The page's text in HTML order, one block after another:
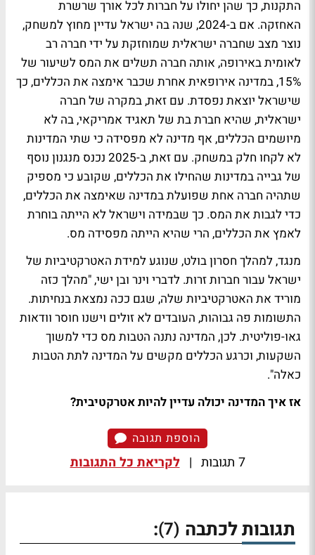
התקנות, כך שהן יחולו על חברות לכל אורך שרשרת
האחזקה. אם ב-2024, שנה בה ישראל עדיין מחוץ למשחק,
נוצר מצב שחברה ישראלית שמוחזקת על ידי חברה רב
לאומית באירופה, אותה חברה תשלים את המס לשיעור של
15%, במדינה אירופאית אחרת שכבר אימצה את הכללים, כך
שישראל יוצאת נפסדת. עם זאת, במקרה של חברה
ישראלית, שהיא חברת בת של תאגיד אמריקאי, בה לא
מיושמים הכללים, אף מדינה לא מפסידה כי שתי המדינות
לא לקחו חלק במשחק. עם זאת, ב-2025 נכנס מנגנון נוסף
של גבייה במדינות שהחילו את הכללים, שקובע כי מספיק
שתהיה חברה אחת שפועלת במדינה שאימצה את הכללים,
כדי לגבות את המס. כך שבמידה וישראל לא הייתה בוחרת
לאמץ את הכללים, הרי שהיא הייתה מפסידה מס.
מנגד, למהלך חסרון בולט, שנוגע למידת האטרקטיביות של
ישראל עבור חברות זרות. לדברי וינר ובן ישי, "מהלך כזה
מוריד את האטרקטיביות שלה, שגם ככה נמצאת בנחיתות.
התשומות פה גבוהות, העובדים לא זולים וישנו חוסר וודאות
גאו-פוליטית. לכן, המדינה נתנה הטבות מס כדי למשוך
השקעות, וכרגע הכללים מקשים על המדינה לתת הטבות
כאלה".
אז איך המדינה יכולה עדיין להיות אטרקטיבית?
הוספת תגובה
7 תגובות | לקריאת כל התגובות
תגובות לכתבה (7)
: